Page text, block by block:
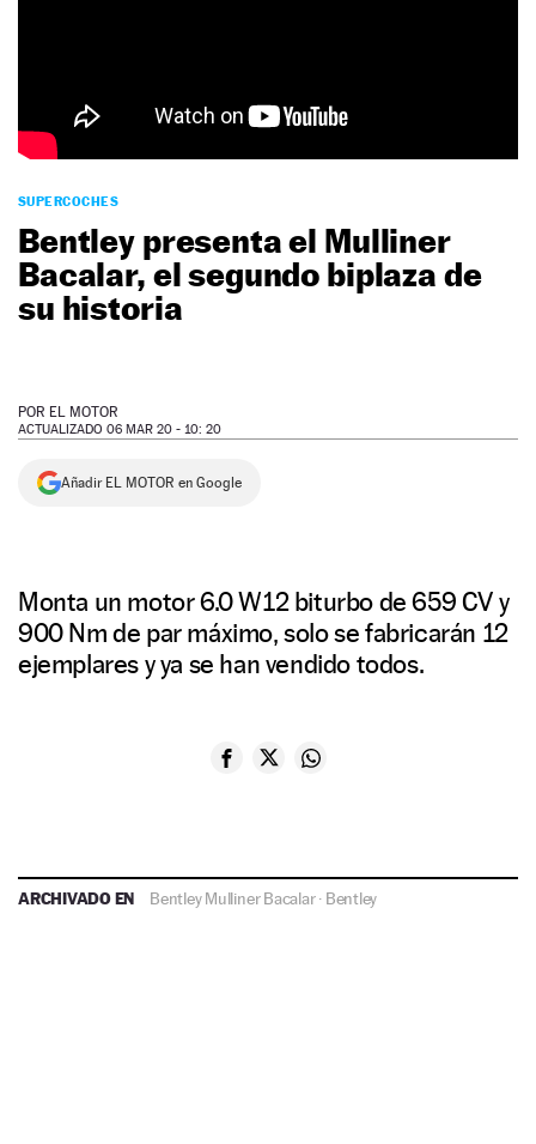
SUPERCOCHES
Bentley presenta el Mulliner
Bacalar, el segundo biplaza de
su historia
POR EL MOTOR
ACTUALIZADO 06 MAR 20 - 10: 20
Añadir EL MOTOR en Google
Monta un motor 6.0 W12 biturbo de 659 CV y
900 Nm de par máximo, solo se fabricarán 12
ejemplares y ya se han vendido todos.
ARCHIVADO EN Bentley Mulliner Bacalar· Bentley